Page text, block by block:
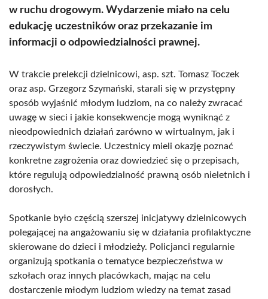
w ruchu drogowym. Wydarzenie miało na celu
edukację uczestników oraz przekazanie im
informacji o odpowiedzialności prawnej.
W trakcie prelekcji dzielnicowi, asp. szt. Tomasz Toczek
oraz asp. Grzegorz Szymański, starali się w przystępny
sposób wyjaśnić młodym ludziom, na co należy zwracać
uwagę w sieci i jakie konsekwencje mogą wyniknąć z
nieodpowiednich działań zarówno w wirtualnym, jak i
rzeczywistym świecie. Uczestnicy mieli okazję poznać
konkretne zagrożenia oraz dowiedzieć się o przepisach,
które regulują odpowiedzialność prawną osób nieletnich i
dorosłych.
Spotkanie było częścią szerszej inicjatywy dzielnicowych
polegającej na angażowaniu się w działania profilaktyczne
skierowane do dzieci i młodzieży. Policjanci regularnie
organizują spotkania o tematyce bezpieczeństwa w
szkołach oraz innych placówkach, mając na celu
dostarczenie młodym ludziom wiedzy na temat zasad